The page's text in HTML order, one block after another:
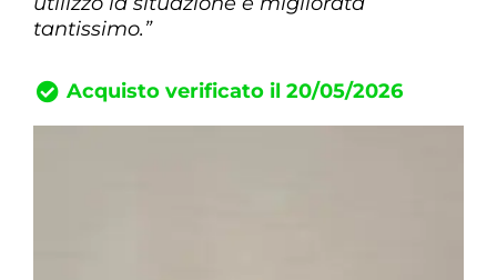
tantissimo.”
Acquisto verificato il 20/05/2026